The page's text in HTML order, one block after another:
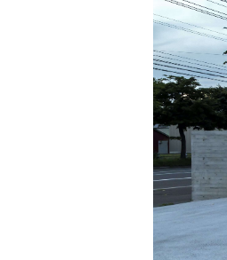
Panos
David Lynch
Ridley Scott
宮崎 駿
Krzysztof
Angelo
Atticus Ross (
Ben Salisbury
Benjamin
Bernard